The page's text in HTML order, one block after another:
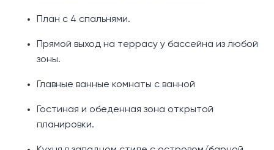
План с 4 спальнями.
Прямой выход на террасу у бассейна из любой
зоны.
Главные ванные комнаты с ванной
Гостиная и обеденная зона открытой
планировки.